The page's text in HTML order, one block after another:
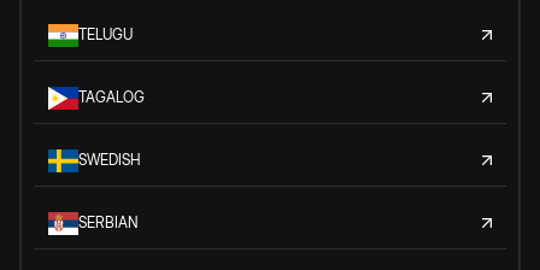
TELUGU
TAGALOG
SWEDISH
SERBIAN